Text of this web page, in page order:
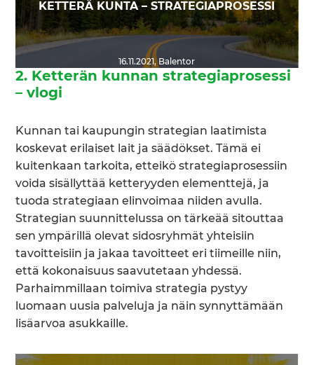
KETTERÄ KUNTA – STRATEGIAPROSESSI
16.11.2021, Balentor
2. Ketterän kunnan strategiaprosessi
– vlogi
Kunnan tai kaupungin strategian laatimista
koskevat erilaiset lait ja säädökset. Tämä ei
kuitenkaan tarkoita, etteikö strategiaprosessiin
voida sisällyttää ketteryyden elementtejä, ja
tuoda strategiaan elinvoimaa niiden avulla.
Strategian suunnittelussa on tärkeää sitouttaa
sen ympärillä olevat sidosryhmät yhteisiin
tavoitteisiin ja jakaa tavoitteet eri tiimeille niin,
että kokonaisuus saavutetaan yhdessä.
Parhaimmillaan toimiva strategia pystyy
luomaan uusia palveluja ja näin synnyttämään
lisäarvoa asukkaille.